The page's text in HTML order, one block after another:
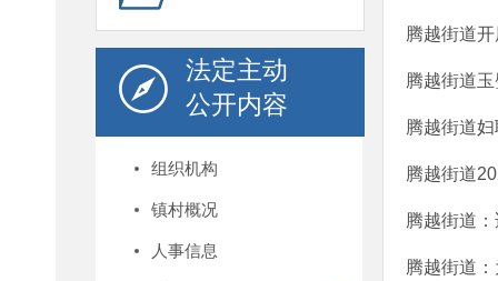
法定主动
公开内容
组织机构
镇村概况
人事信息
腾越街道
腾越街道
腾越街道
腾越街道
腾越街道
腾越街道